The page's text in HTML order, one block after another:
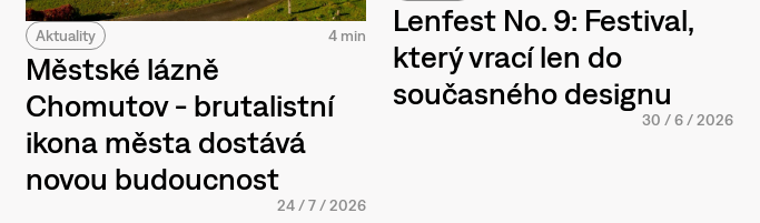
Aktuality 4 min
Městské lázně
Chomutov - brutalistní
ikona města dostává
novou budoucnost
24 /7 /2026
Lenfest No. 9: Festival,
který vrací len do
současného designu
30 /6/2026